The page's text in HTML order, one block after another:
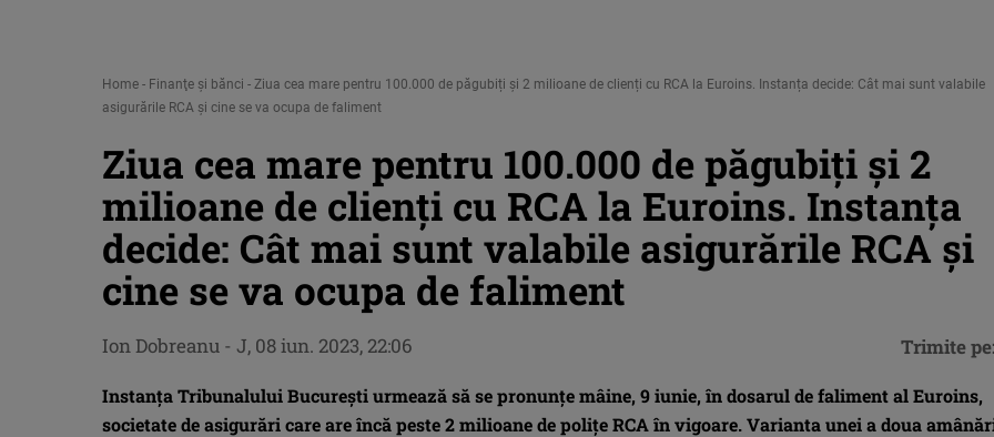
Home - Finanţe şi bănci - Ziua cea mare pentru 100.000 de păgubiți și 2 milioane de clienți cu RCA la Euroins. Instanța decide: Cât mai sunt valabile
asigurările RCA și cine se va ocupa de faliment
Ziua cea mare pentru 100.000 de păgubiți și 2
milioane de clienți cu RCA la Euroins. Instanța
decide: Cât mai sunt valabile asigurările RCA și
cine se va ocupa de faliment
Instanța Tribunalului București urmează să se pronunțe mâine, 9 iunie, în dosarul de faliment al Euroins,
societate de asigurări care are încă peste 2 milioane de polițe RCA în vigoare. Varianta unei a doua
Ion Dobreanu - J, 08 iun. 2023, 22:06 Trimite pe: